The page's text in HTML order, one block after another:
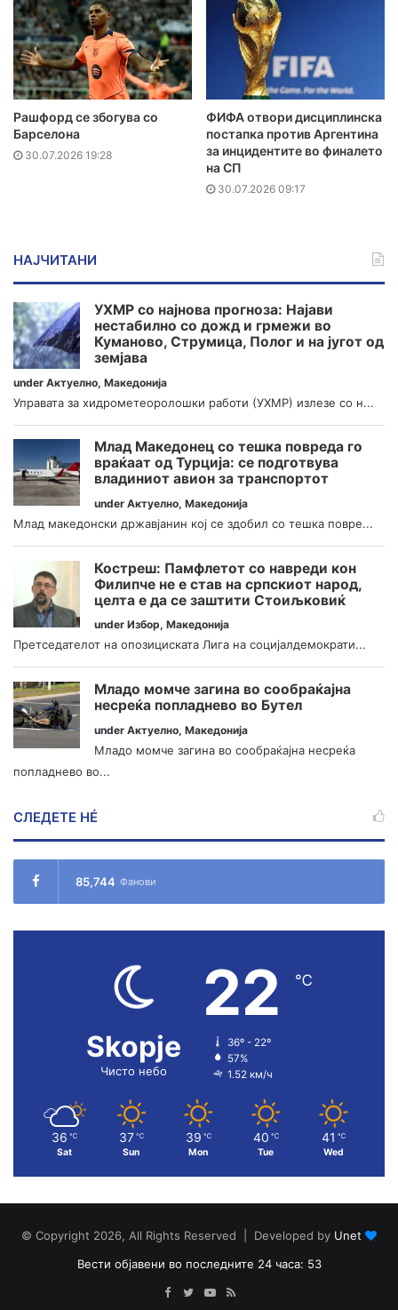
Рашфорд се збогува со
Барселона
30.07.2026 19:28
ФИФА отвори дисциплинска
постапка против Аргентина
за инцидентите во финалето
на СП
30.07.2026 09:17
НАЈЧИТАНИ
УХМР со најнова прогноза: Најави
нестабилно со дожд и грмежи во
Куманово, Струмица, Полог и на југот од
земјава
under Актуелно, Македонија
Управата за хидрометеоролошки работи (УХМР) излезе со н...
Млад Македонец со тешка повреда го
враќаат од Турција: се подготвува
владиниот авион за транспортот
under Актуелно, Македонија
Млад македонски државјанин кој се здобил со тешка повре...
Костреш: Памфлетот со навреди кон
Филипче не е став на српскиот народ,
целта е да се заштити Стоиљковиќ
under Избор, Македонија
Претседателот на опозициската Лига на социјалдемократи...
Младо момче загина во сообраќајна
несреќа попладнево во Бутел
under Актуелно, Македонија
Младо момче загина во сообраќајна несреќа
попладнево во...
СЛЕДЕТЕ НÉ
85,744 Фанови
Skopje
Чисто небо
22 ℃
36º - 22º
57%
1.52 км/ч
36 ℃
Sat
37 ℃
Sun
39 ℃
Mon
40 ℃
Tue
41 ℃
Wed
© Copyright 2026, All Rights Reserved | Developed by Unet
Вести објавени во последните 24 часа: 53
Facebook
TwitterYouTube
RSS